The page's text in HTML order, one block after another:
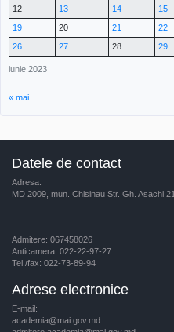
iunie 2023
12
13 14 15
19
20 21 22
26
27 28 29
« mai
Datele de contact
Adresa:
MD 2009, mun. Chisinau Str. Gh. Asachi 21
Admitere: 067458026
Anticamera: 022-22-97-27
Tel./fax: 022-73-89-94
Adrese electronice
E-mail:
academia@mai.gov.md